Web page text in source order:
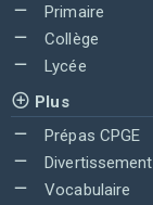
Primaire
Collège
Lycée
Plus
Prépas CPGE
Divertissement
Vocabulaire